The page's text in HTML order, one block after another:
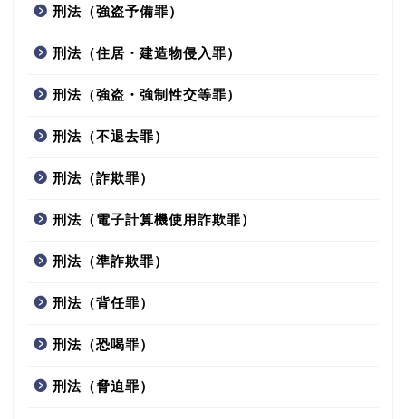
刑法（強盗予備罪）
刑法（住居・建造物侵入罪）
刑法（強盗・強制性交等罪）
刑法（不退去罪）
刑法（詐欺罪）
刑法（電子計算機使用詐欺罪）
刑法（準詐欺罪）
刑法（背任罪）
刑法（恐喝罪）
刑法（脅迫罪）